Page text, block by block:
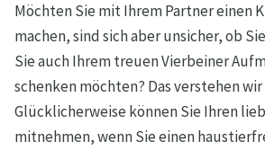
Möchten Sie mit Ihrem Partner einen
machen, sind sich aber unsicher, ob
Sie auch Ihrem treuen Vierbeiner
schenken möchten? Das verstehen
Glücklicherweise können Sie Ihren
mitnehmen, wenn Sie einen